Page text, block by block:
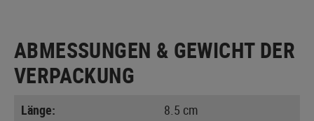
ABMESSUNGEN & GEWICHT DER
VERPACKUNG
Länge:
8.5 cm